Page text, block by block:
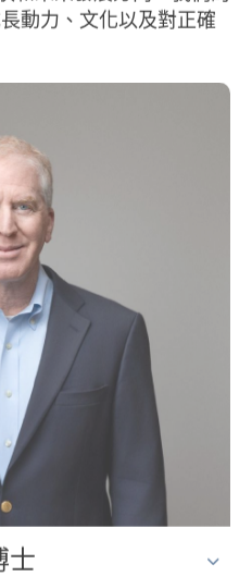
動力、文化以及對正確
士